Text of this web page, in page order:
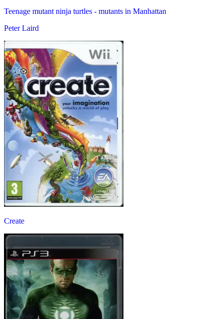
Teenage mutant ninja turtles - mutants in Manhattan
Peter Laird
Create